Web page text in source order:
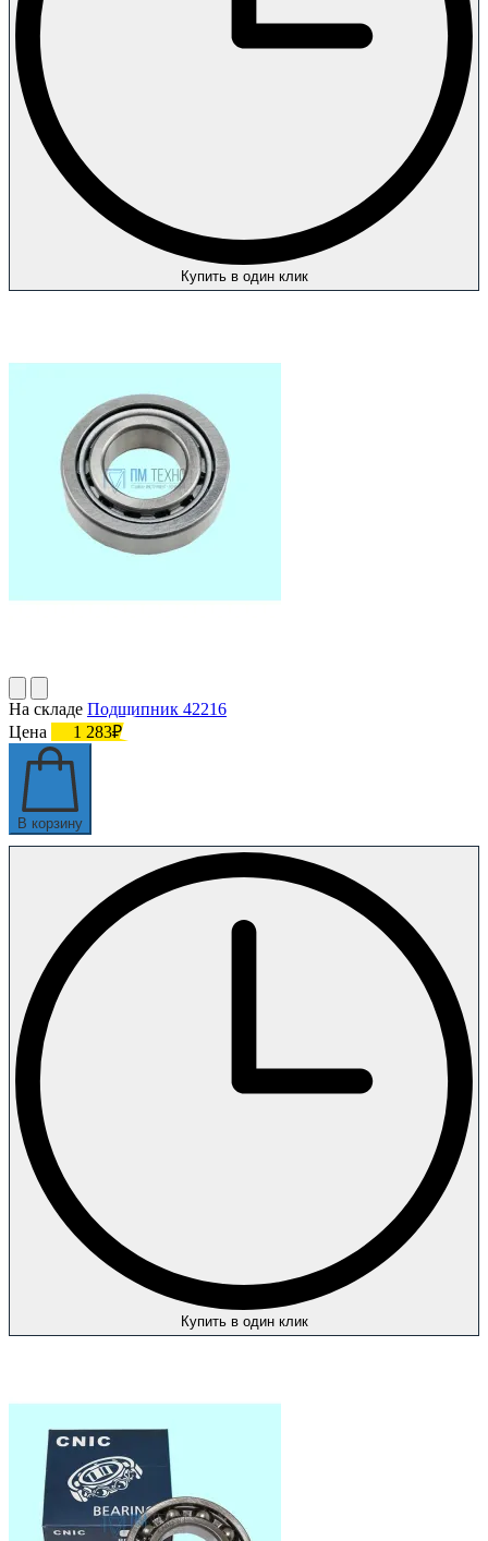
Купить в один клик
На складе Подшипник 42216
Цена
1 283₽
В корзину
Купить в один клик